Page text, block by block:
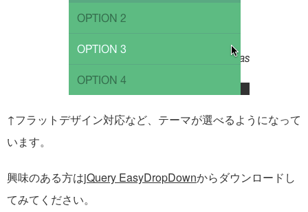
↑フラットデザイン対応など、テーマが選べるようになって
います。
興味のある方はjQuery EasyDropDownからダウンロードし
てみてください。